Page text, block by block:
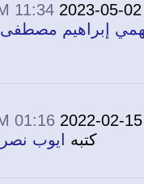
2023-05-02
11:34 AM
إبراهيم مصطفى
2022-02-15
01:16 AM
كتبه
ايوب نصر